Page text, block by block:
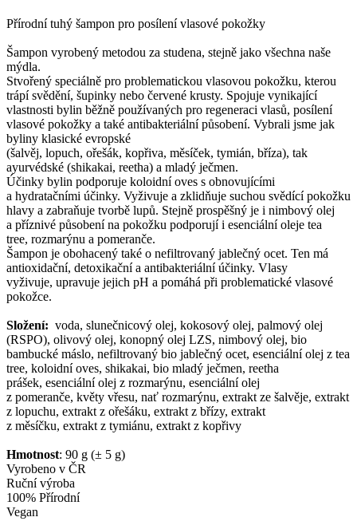
Přírodní tuhý šampon pro posílení vlasové pokožky
Šampon vyrobený metodou za studena, stejně jako všechna naše
mýdla.
Stvořený speciálně pro problematickou vlasovou pokožku, kterou
trápí svědění, šupinky nebo červené krusty. Spojuje vynikající
vlastnosti bylin běžně používaných pro regeneraci vlasů, posílení
vlasové pokožky a také antibakteriální působení. Vybrali jsme jak
byliny klasické evropské
(šalvěj, lopuch, ořešák, kopřiva, měsíček, tymián, bříza), tak
ayurvédské (shikakai, reetha) a mladý ječmen.
Účinky bylin podporuje koloidní oves s obnovujícími
a hydratačními účinky. Vyživuje a zklidňuje suchou svědící pokožku
hlavy a zabraňuje tvorbě lupů. Stejně prospěšný je i nimbový olej
a příznivé působení na pokožku podporují i esenciální oleje tea
tree, rozmarýnu a pomeranče.
Šampon je obohacený také o nefiltrovaný jablečný ocet. Ten má
antioxidační, detoxikační a antibakteriální účinky. Vlasy
vyživuje, upravuje jejich pH a pomáhá při problematické vlasové
pokožce.
Složení: voda, slunečnicový olej, kokosový olej, palmový olej
(RSPO), olivový olej, konopný olej LZS, nimbový olej, bio
bambucké máslo, nefiltrovaný bio jablečný ocet, esenciální olej z tea
tree, koloidní oves, shikakai, bio mladý ječmen, reetha
prášek, esenciální olej z rozmarýnu, esenciální olej
z pomeranče, květy vřesu, nať rozmarýnu, extrakt ze šalvěje, extrakt
z lopuchu, extrakt z ořešáku, extrakt z břízy, extrakt
z měsíčku, extrakt z tymiánu, extrakt z kopřivy
Hmotnost: 90 g (± 5 g)
Vyrobeno v ČR
Ruční výroba
100% Přírodní
Vegan